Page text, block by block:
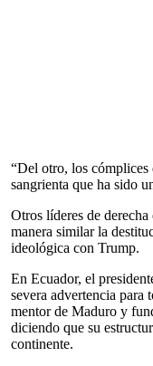
“Del otro, los cómplices
sangrienta que ha sido
Otros líderes de
manera similar la
ideológica con Trump.
En Ecuador, el
severa advertencia para
mentor de Maduro y
diciendo que su
continente.